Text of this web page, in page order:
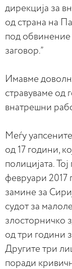
дирекција за
од страна на
под обвинение
заговор.”
Имавме
стравуваме од
внатрешни
Меѓу
од 17 години,
полицијата.
февруари 2017
замине за
судот за
злосторничко
од три години
Другите три
поради